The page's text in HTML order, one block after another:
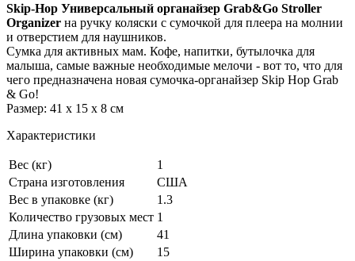
Skip-Hop Универсальный органайзер Grab&Go Stroller
Organizer на ручку коляски с сумочкой для плеера на молнии
и отверстием для наушников.
Сумка для активных мам. Кофе, напитки, бутылочка для
малыша, самые важные необходимые мелочи - вот то, что для
чего предназначена новая сумочка-органайзер Skip Hop Grab
& Go!
Размер: 41 x 15 x 8 см
Характеристики
Вес (кг)
1
Страна изготовления
США
Вес в упаковке (кг)
1.3
Количество грузовых мест 1
Длина упаковки (см)
41
Ширина упаковки (см)
15